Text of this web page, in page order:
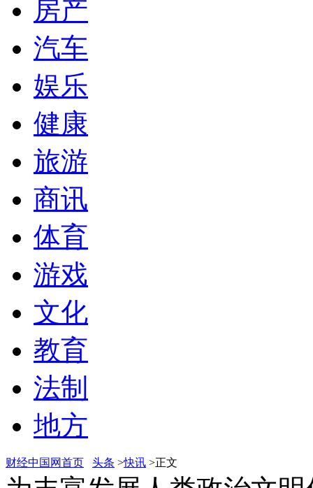
房产
汽车
娱乐
健康
旅游
商讯
体育
游戏
文化
教育
法制
地方
财经中国网首页 头条 >快讯 >正文